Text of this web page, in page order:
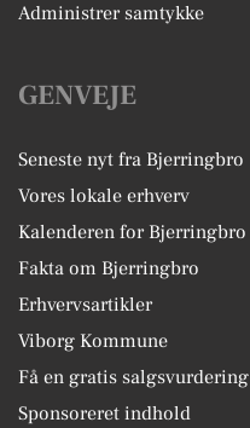
Administrer samtykke
GENVEJE
Seneste nyt fra Bjerringbro
Vores lokale erhverv
Kalenderen for Bjerringbro
Fakta om Bjerringbro
Erhvervsartikler
Viborg Kommune
Få en gratis salgsvurdering
Sponsoreret indhold